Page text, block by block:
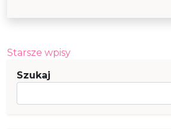
„Męskich
Nawigacja
po
Starsze wpisy
Szukaj